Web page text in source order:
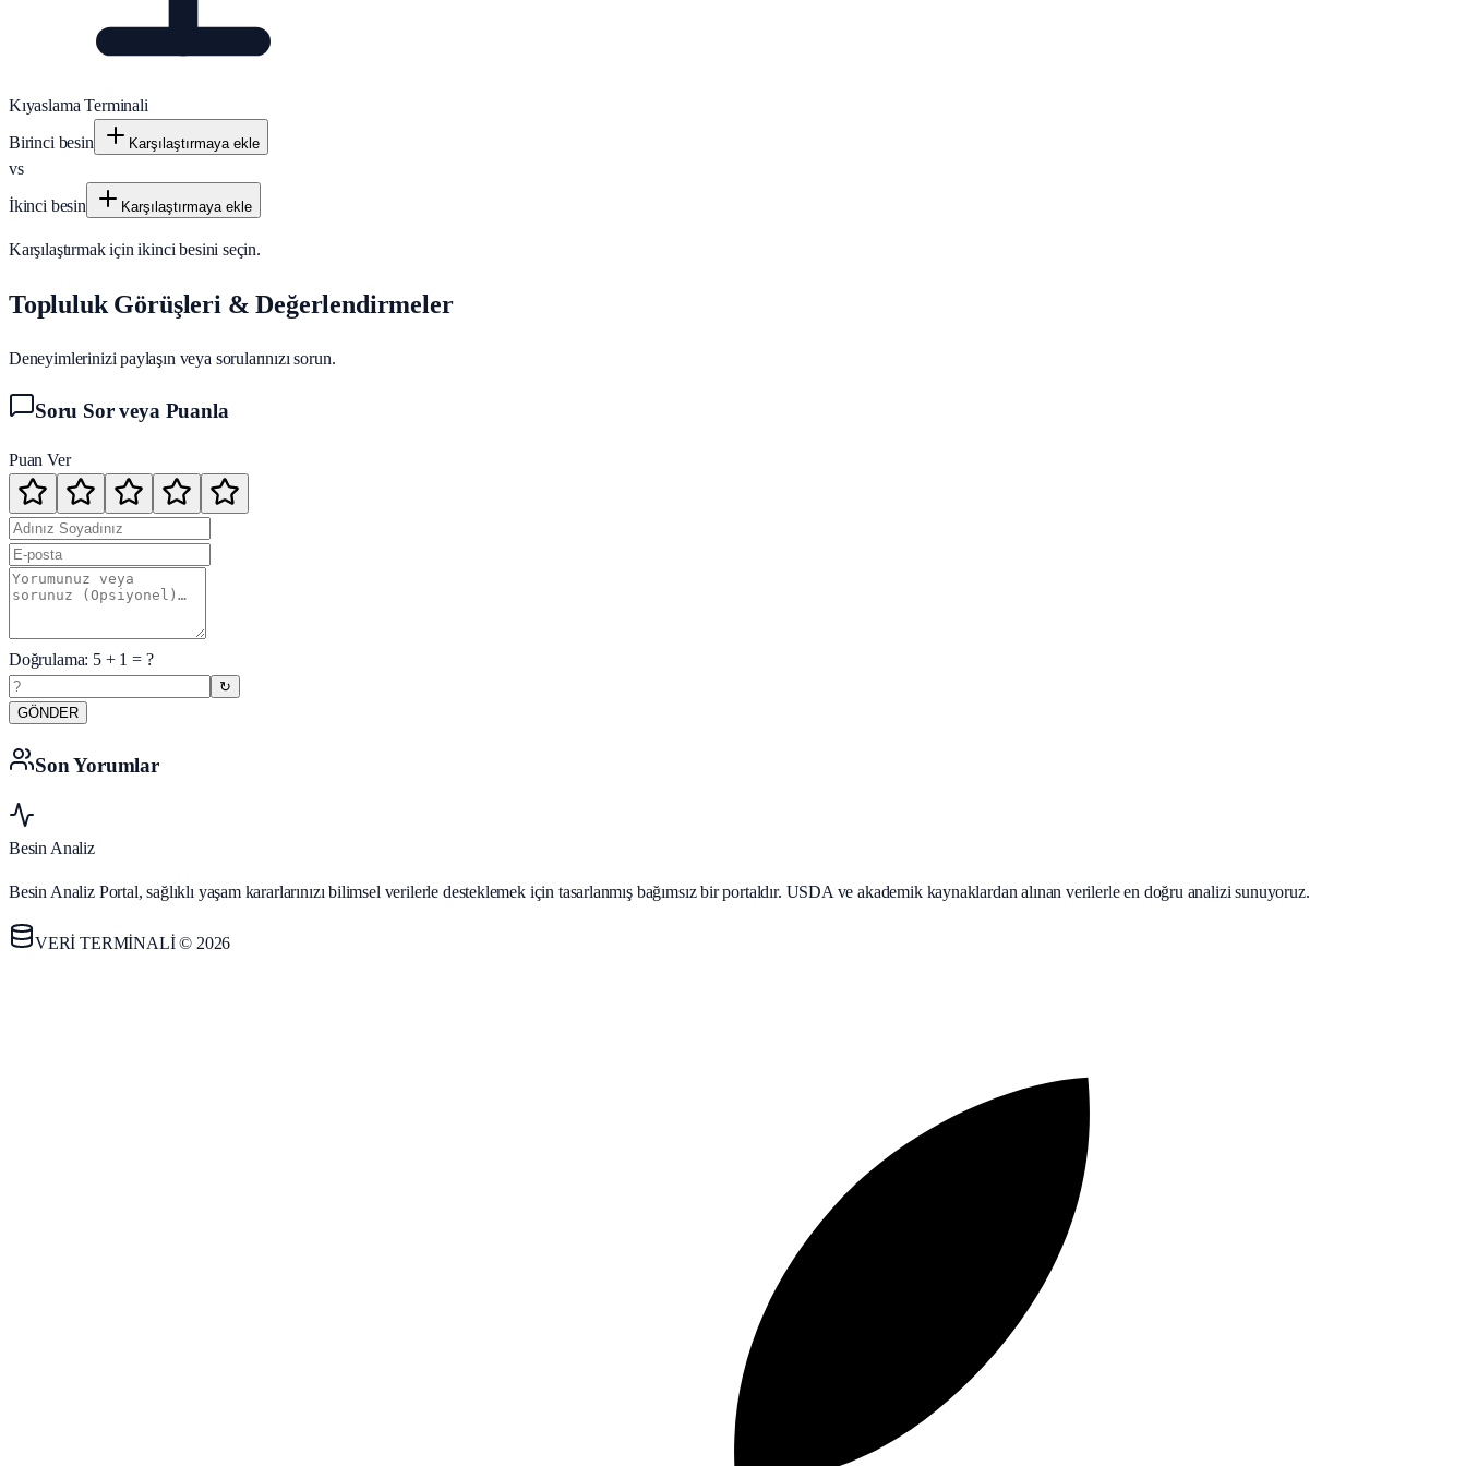
Kıyaslama Terminali
Birinci besin
Karşılaştırmaya ekle
vs
İkinci besin
Karşılaştırmaya ekle
Karşılaştırmak için ikinci besini seçin.
Topluluk Görüşleri & Değerlendirmeler
Deneyimlerinizi paylaşın veya sorularınızı sorun.
Soru Sor veya Puanla
Puan Ver
Doğrulama: 5+ 1 = ?
↻
GÖNDER
Son Yorumlar
Besin Analiz
Besin Analiz Portal, sağlıklı yaşam kararlarınızı bilimsel verilerle desteklemek için tasarlanmış bağımsız bir portaldır. USDA ve akademik kaynaklardan alınan verilerle en doğru analizi sunuyoruz.
VERİ TERMİNALİ © 2026